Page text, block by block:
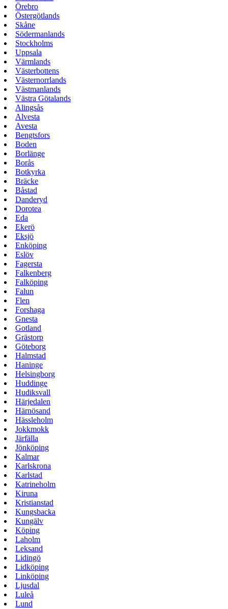
Örebro
Östergötlands
Skåne
Södermanlands
Stockholms
Uppsala
Värmlands
Västerbottens
Västernorrlands
Västmanlands
Västra Götalands
Alingsås
Alvesta
Avesta
Bengtsfors
Boden
Borlänge
Borås
Botkyrka
Bräcke
Båstad
Danderyd
Dorotea
Eda
Ekerö
Eksjö
Enköping
Eslöv
Fagersta
Falkenberg
Falköping
Falun
Flen
Forshaga
Gnesta
Gotland
Grästorp
Göteborg
Halmstad
Haninge
Helsingborg
Huddinge
Hudiksvall
Härjedalen
Härnösand
Hässleholm
Jokkmokk
Järfälla
Jönköping
Kalmar
Karlskrona
Karlstad
Katrineholm
Kiruna
Kristianstad
Kungsbacka
Kungälv
Köping
Laholm
Leksand
Lidingö
Lidköping
Linköping
Ljusdal
Luleå
Lund